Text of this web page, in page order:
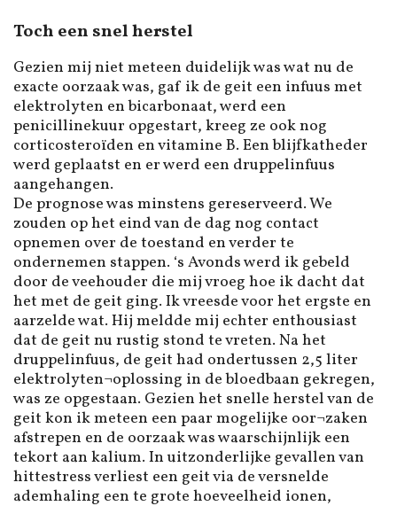
Toch een snel herstel
Gezien mij niet meteen duidelijk was wat nu de
exacte oorzaak was, gaf ik de geit een infuus met
elektrolyten en bicarbonaat, werd een
penicillinekuur opgestart, kreeg ze ook nog
corticosteroïden en vitamine B. Een blijfkatheder
werd geplaatst en er werd een druppelinfuus
aangehangen.
De prognose was minstens gereserveerd. We
zouden op het eind van de dag nog contact
opnemen over de toestand en verder te
ondernemen stappen. ‘s Avonds werd ik gebeld
door de veehouder die mij vroeg hoe ik dacht dat
het met de geit ging. Ik vreesde voor het ergste en
aarzelde wat. Hij meldde mij echter enthousiast
dat de geit nu rustig stond te vreten. Na het
druppelinfuus, de geit had ondertussen 2,5 liter
elektrolyten¬oplossing in de bloedbaan gekregen,
was ze opgestaan. Gezien het snelle herstel van de
geit kon ik meteen een paar mogelijke oor¬zaken
afstrepen en de oorzaak was waarschijnlijk een
tekort aan kalium. In uitzonderlijke gevallen van
hittestress verliest een geit via de versnelde
ademhaling een te grote hoeveelheid ionen,